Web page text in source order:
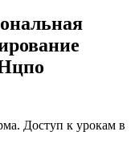
Доступ к урокам в